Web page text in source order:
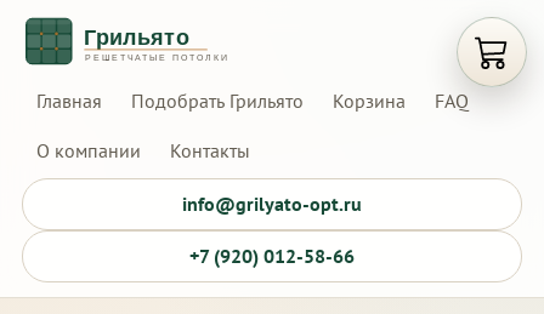
Главная Подобрать Грильято Корзина FAQ
О компании Контакты
info@grilyato-opt.ru
+7 (920) 012-58-66